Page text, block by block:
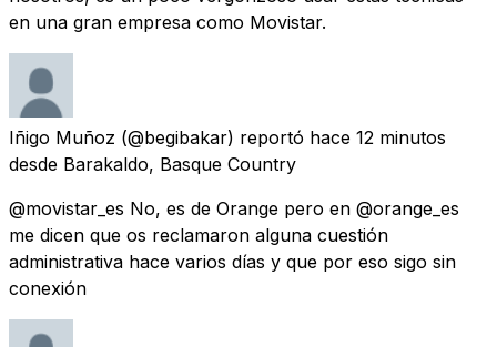
en una gran empresa como Movistar.
Iñigo Muñoz (@begibakar) reportó hace 12 minutos
desde Barakaldo, Basque Country
@movistar_es No, es de Orange pero en @orange_es
me dicen que os reclamaron alguna cuestión
administrativa hace varios días y que por eso sigo sin
conexión